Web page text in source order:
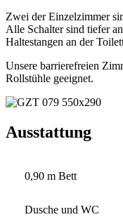
Zwei der Einzelzimmer
Alle Schalter sind tiefer
Haltestangen an der
Unsere barrierefreien
Rollstühle geeignet.
Ausstattung
0,90 m Bett
Dusche und WC